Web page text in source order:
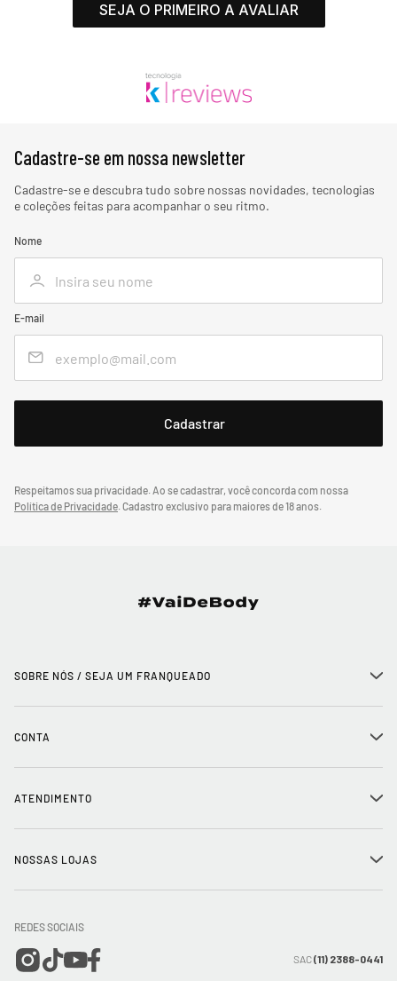
SEJA O PRIMEIRO A AVALIAR
Cadastre-se em nossa newsletter
Cadastre-se e descubra tudo sobre nossas novidades, tecnologias
e coleções feitas para acompanhar o seu ritmo.
Nome
E-mail
Respeitamos sua privacidade. Ao se cadastrar, você concorda com nossa
Política de Privacidade.Cadastro exclusivo para maiores de 18 anos.
SOBRE NÓS / SEJA UM FRANQUEADO +
Trabalhe conosco
Mapa do Site
CONTA +
Meus pedidos
Wishlist
ATENDIMENTO +
Entrega e Frete
NOSSAS LOJAS +
REDES SOCIAIS
SAC(11) 2388-0441